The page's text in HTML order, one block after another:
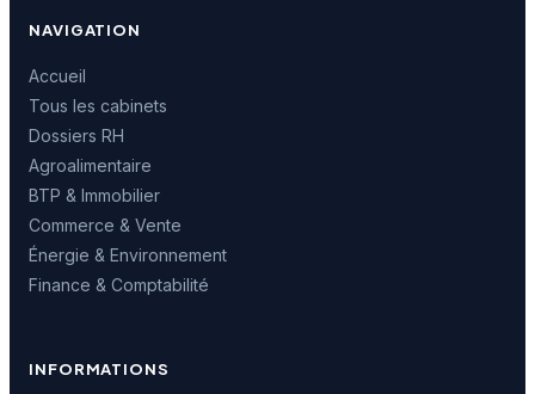
NAVIGATION
Accueil
Tous les cabinets
Dossiers RH
Agroalimentaire
BTP & Immobilier
Commerce & Vente
Énergie & Environnement
Finance & Comptabilité
INFORMATIONS